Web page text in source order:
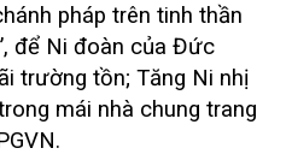
pháp trên tinh thần
để Ni đoàn của Đức
trường tồn; Tăng Ni nhị
mái nhà chung trang